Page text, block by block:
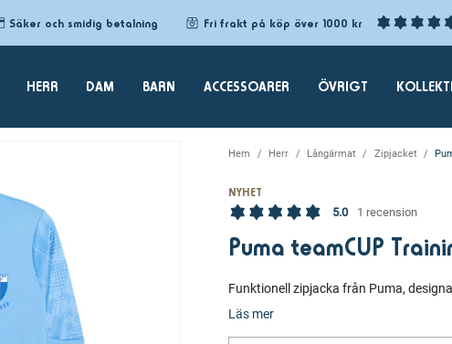
Säker och smidig betalning Fri frakt på köp över 1000 kr
HERR DAM BARN ACCESSOARER ÖVRIGT
Hem Herr Långärmat Zipjacket
NYHET
5.0
1 recension
Puma teamCUP
Funktionell zipjacka från Puma,
Läs mer